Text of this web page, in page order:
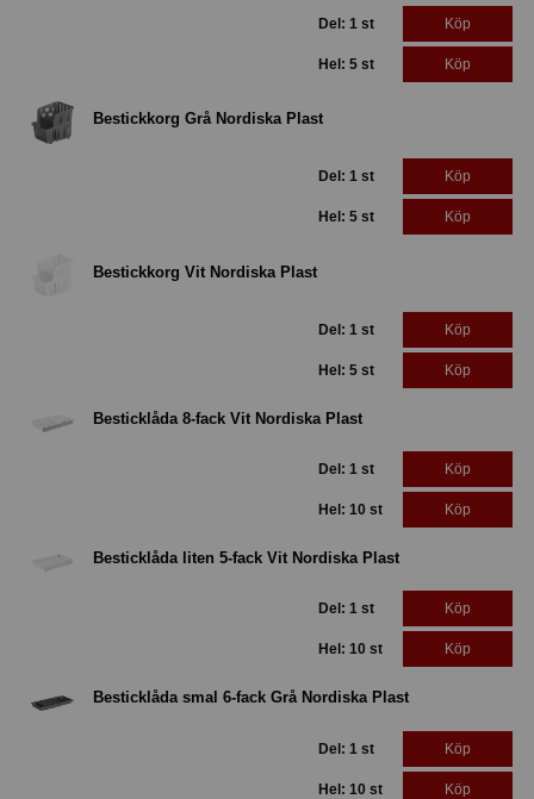
Del: 1 st Köp
Hel: 5 st Köp
Bestickkorg Grå Nordiska Plast
Del: 1 st Köp
Hel: 5 st Köp
Bestickkorg Vit Nordiska Plast
Del: 1 st Köp
Hel: 5 st Köp
Besticklåda 8-fack Vit Nordiska Plast
Del: 1 st Köp
Hel: 10 st Köp
Besticklåda liten 5-fack Vit Nordiska Plast
Del: 1 st Köp
Hel: 10 st Köp
Besticklåda smal 6-fack Grå Nordiska Plast
Del: 1 st Köp
Hel: 10 st Köp